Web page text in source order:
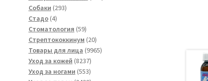
Собаки 293293
Стадо 44
товара
Стоматология 5959
товаров
Стрептококкинум 2020
товаров
Товары для лица 99659965
Уход за кожей 82378237
товаров
Уход за ногами 553553